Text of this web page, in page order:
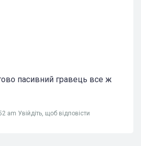
пасивний гравець все ж
am Увійдіть, щоб відповісти